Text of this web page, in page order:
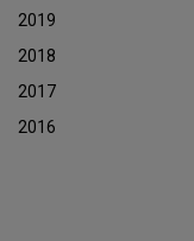
2019
2018
2017
2016